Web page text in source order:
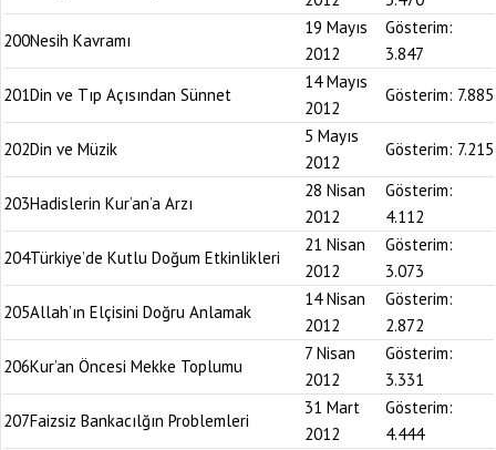
200Nesih Kavramı
19 Mayıs
2012
Gösterim:
3.847
201Din ve Tıp Açısından Sünnet
14 Mayıs
2012
Gösterim: 7.885
202Din ve Müzik
5 Mayıs
2012
Gösterim: 7.215
203Hadislerin Kur’an’a Arzı
28 Nisan
2012
Gösterim:
4.112
204Türkiye’de Kutlu Doğum Etkinlikleri
21 Nisan
2012
Gösterim:
3.073
205Allah’ın Elçisini Doğru Anlamak
14 Nisan
2012
Gösterim:
2.872
206Kur’an Öncesi Mekke Toplumu
7 Nisan
2012
Gösterim:
3.331
207Faizsiz Bankacılğın Problemleri
31 Mart
2012
Gösterim:
4.444